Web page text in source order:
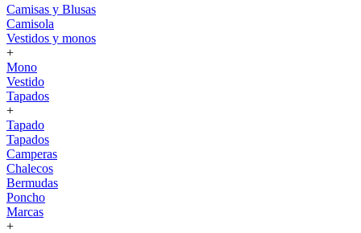
Camisas y Blusas
Camisola
Vestidos y monos
+
Mono
Vestido
Tapados
+
Tapado
Tapados
Camperas
Chalecos
Bermudas
Poncho
Marcas
+